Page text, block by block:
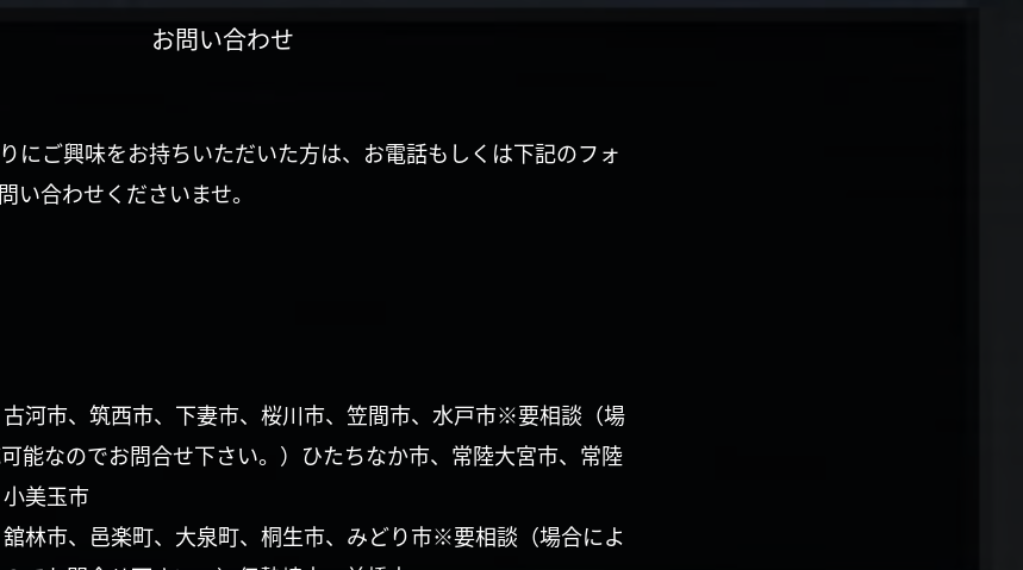
お問い合わせ
にご興味をお持ちいただいた方は、お電話もしくは下記のフォ
い合わせくださいませ。
河市、筑西市、下妻市、桜川市、笠間市、水戸市※要相談（場
能なのでお問合せ下さい。）ひたちなか市、常陸大宮市、常陸
美玉市
林市、邑楽町、大泉町、桐生市、みどり市※要相談（場合によ